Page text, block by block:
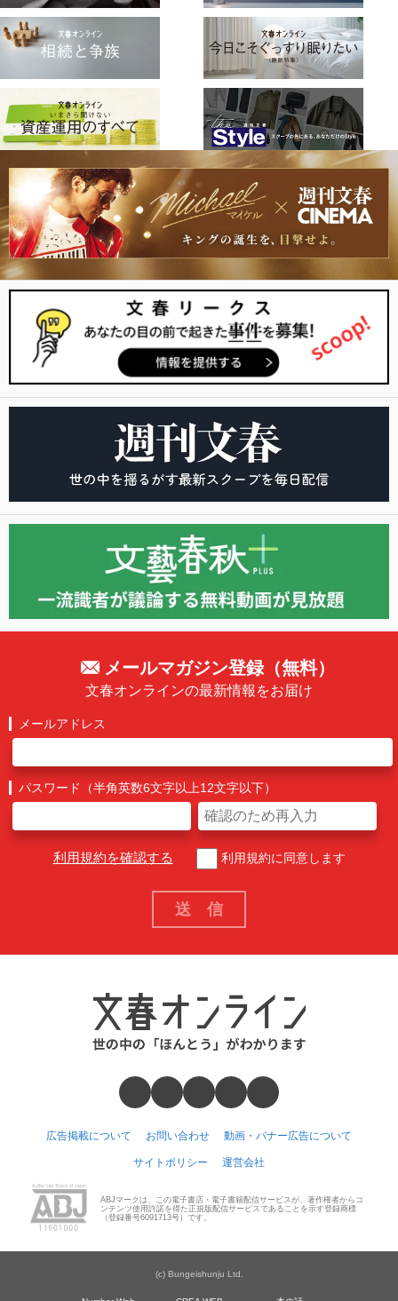
メールマガジン登録（無料）
文春オンラインの最新情報をお届け
メールアドレス
パスワード（半角英数6文字以上12文字以下）
利用規約を確認する 利用規約に同意します
広告掲載について お問い合わせ 動画・バナー広告について
サイトポリシー 運営会社
ABJマークは、この電子書店・電子書籍配信サービスが、著作権者からコ
ンテンツ使用許諾を得た正規版配信サービスであることを示す登録商標
（登録番号6091713号）です。
(c) Bungeishunju Ltd.